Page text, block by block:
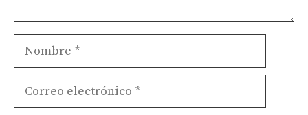
Nombre
Correo